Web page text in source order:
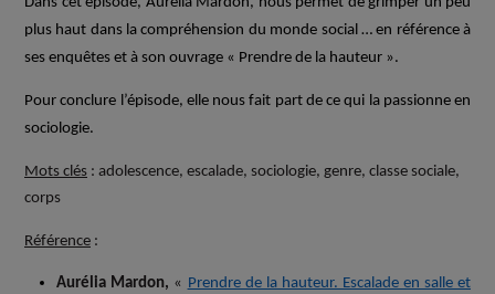
plus haut dans la compréhension du monde social … en référence à
ses enquêtes et à son ouvrage « Prendre de la hauteur ».
Pour conclure l’épisode, elle nous fait part de ce qui la passionne en
sociologie.
Mots clés : adolescence, escalade, sociologie, genre, classe sociale,
corps
Référence :
Aurélia Mardon, « Prendre de la hauteur. Escalade en salle et